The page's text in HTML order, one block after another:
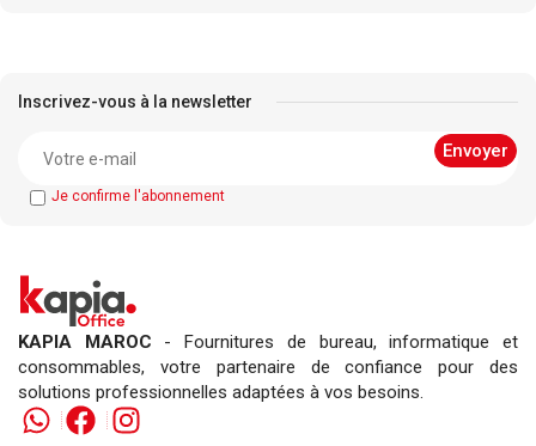
Inscrivez-vous à la newsletter
Je confirme l'abonnement
KAPIA MAROC - Fournitures de bureau, informatique et
consommables, votre partenaire de confiance pour des
solutions professionnelles adaptées à vos besoins.